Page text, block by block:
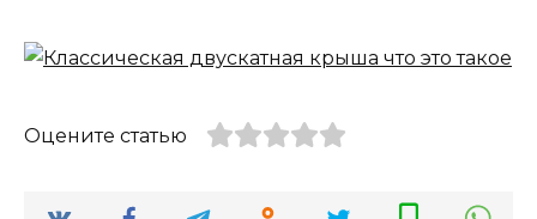
Оцените статью